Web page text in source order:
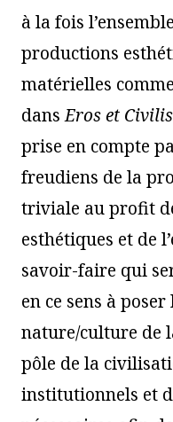
à la fois
productions
matérielles
dansEros et
prise en compte
freudiens de la
triviale au profit
esthétiques et de
savoir-faire qui
en ce sens à
nature/culture de
pôle de la
institutionnels et